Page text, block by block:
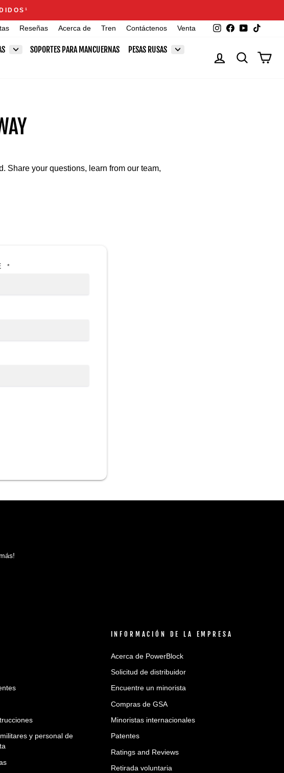
1
Reseñas Acerca de Tren Contáctenos Venta Instagram
Facebook
YouTube
SOPORTES PARA MANCUERNAS
PESAS RUSAS
INGRESAR BUSCAR
Share your questions, learn from our team,
*
y personal de
INFORMACIÓN DE LA EMPRESA
Acerca de PowerBlock
Solicitud de distribuidor
Encuentre un minorista
Compras de GSA
Minoristas internacionales
Patentes
Ratings and Reviews
Retirada voluntaria